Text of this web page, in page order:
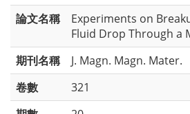
論文名稱
Experiments on
Fluid Drop Through a
期刊名稱
J. Magn. Magn. Mater.
卷數
321